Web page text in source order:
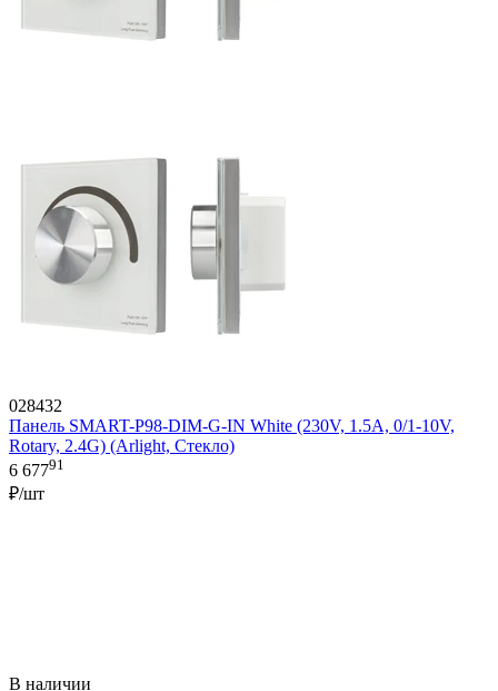
028432
Панель SMART-P98-DIM-G-IN White (230V, 1.5A, 0/1-10V,
Rotary, 2.4G) (Arlight, Стекло)
6 67791
₽/шт
В наличии